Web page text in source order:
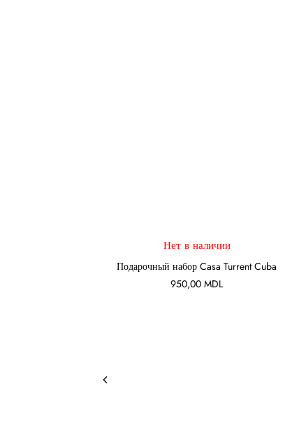
ПОДРОБНЕЕ
Нет в наличии
Подарочный набор Casa Turrent Cuba
950,00 MDL